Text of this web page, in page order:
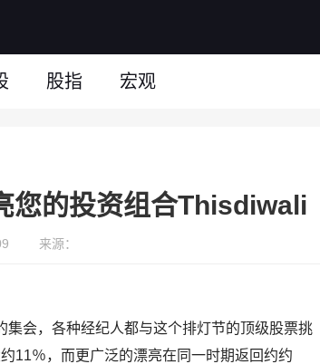
股指 宏观
您的投资组合Thisdiwali
来源：
会，各种经纪人都与这个排灯节的顶级股票挑
11％，而更广泛的漂亮在同一时期返回约约